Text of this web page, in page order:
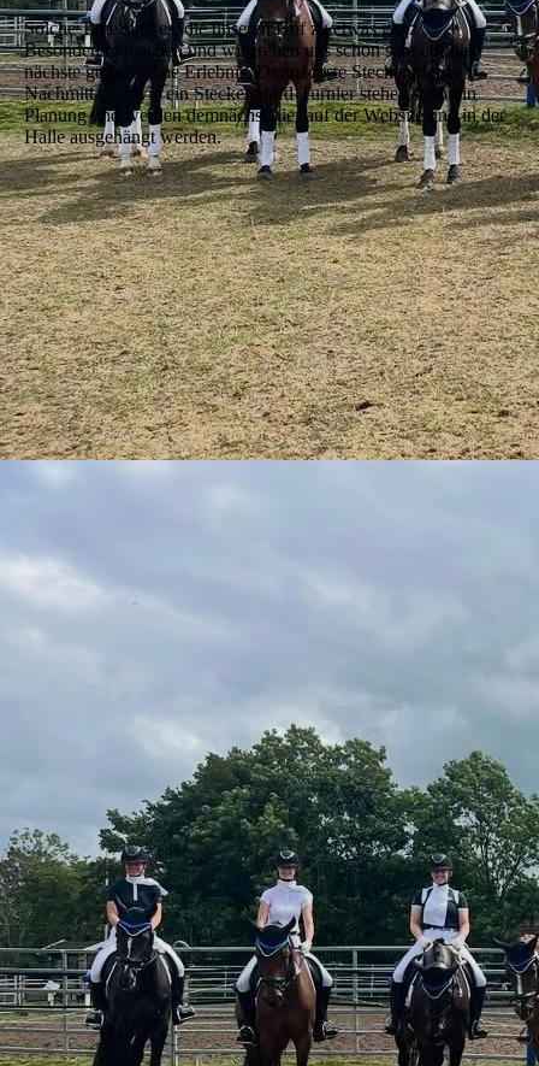
Solche Tage sind es, die unseren Hof zu etwas ganz
Besonderem machen und wir freuen uns schon sehr auf das
nächste gemeinsame Erlebnis. Der nächste Steckenpferd-
Nachmittag sowie ein Steckenpferd-Turnier stehen schon in
Planung und werden demnächst hier auf der Website und in der
Halle ausgehängt werden.